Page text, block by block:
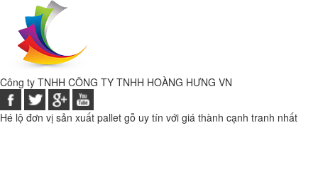
Công ty TNHH CÔNG TY TNHH HOÀNG HƯNG VN
Hé lộ đơn vị sản xuất pallet gỗ uy tín với giá thành cạnh tranh nhất